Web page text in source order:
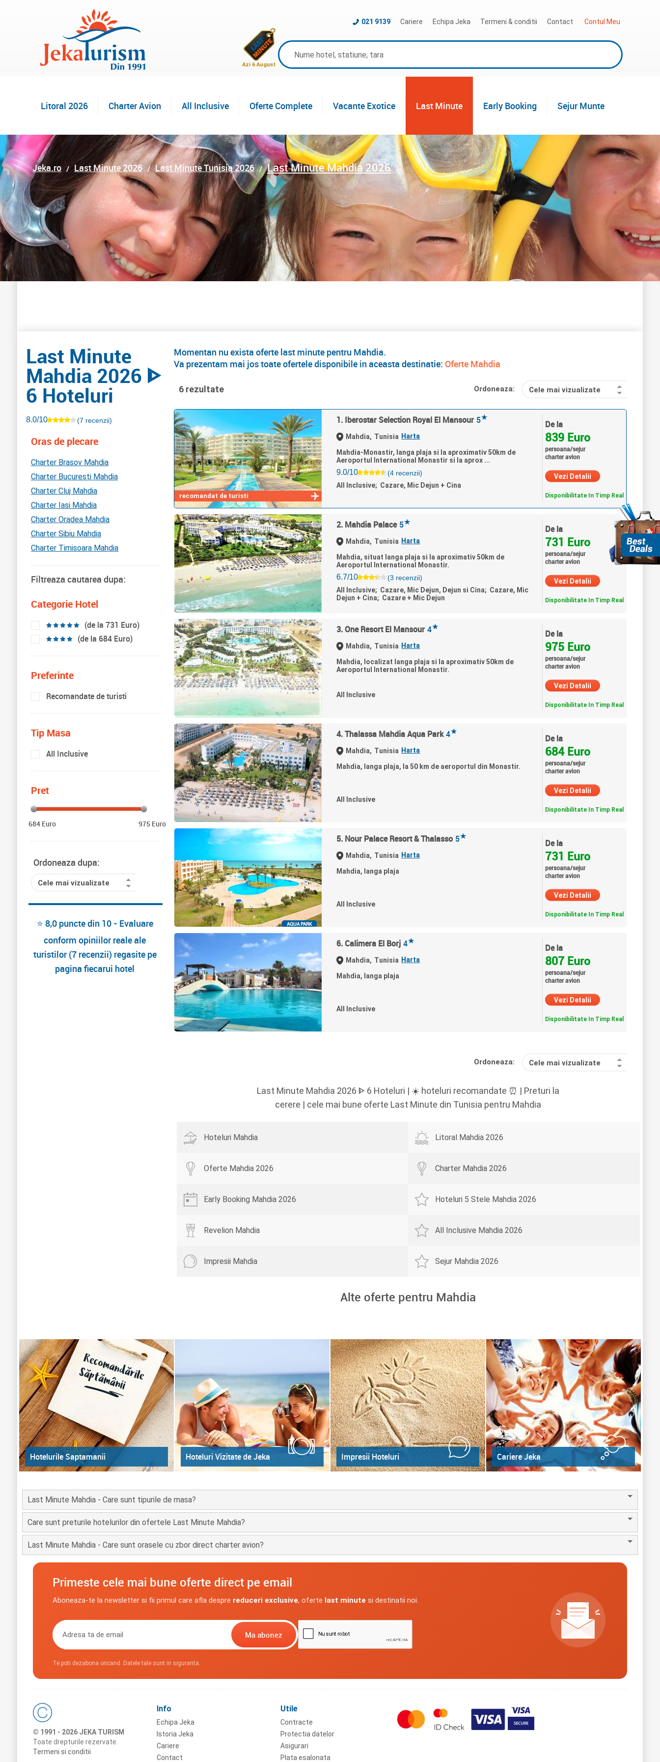
Cariere Echipa Jeka Termeni & conditii Contact Contul Meu
021 9139
Azi 6 August
Litoral 2026 Charter Avion All Inclusive Oferte Complete Vacante Exotice Last Minute Early Booking Sejur Munte
Jeka.ro Last Minute 2026 Last Minute Tunisia 2026 Last Minute Mahdia 2026
Momentan nu exista oferte last minute pentru Mahdia.
Va prezentam mai jos toate ofertele disponibile in aceasta destinatie: Oferte Mahdia
6 rezultate Ordoneaza: Cele mai vizualizate
recomandat de turisti
De la
839 Euro
persoana/sejur
charter avion
Vezi Detalii
Disponibilitate In Timp Real
1. Iberostar Selection Royal El Mansour 5★
Mahdia, Tunisia Harta
Mahdia-Monastir, langa plaja si la aproximativ 50km de
Aeroportul International Monastir si la aprox ...
9.0/10
(4 recenzii)
All Inclusive; Cazare, Mic Dejun + Cina
De la
731 Euro
persoana/sejur
charter avion
Vezi Detalii
Disponibilitate In Timp Real
2. Mahdia Palace 5★
Mahdia, Tunisia Harta
Mahdia, situat langa plaja si la aproximativ 50km de
Aeroportul International Monastir.
6.7/10
(3 recenzii)
All Inclusive; Cazare, Mic Dejun, Dejun si Cina; Cazare, Mic
Dejun + Cina; Cazare + Mic Dejun
De la
975 Euro
persoana/sejur
charter avion
Vezi Detalii
Disponibilitate In Timp Real
3. One Resort El Mansour 4★
Mahdia, Tunisia Harta
Mahdia, localizat langa plaja si la aproximativ 50km de
Aeroportul International Monastir.
All Inclusive
De la
684 Euro
persoana/sejur
charter avion
Vezi Detalii
Disponibilitate In Timp Real
4. Thalassa Mahdia Aqua Park 4★
Mahdia, Tunisia Harta
Mahdia, langa plaja, la 50 km de aeroportul din Monastir.
All Inclusive
AQUA PARK
De la
731 Euro
persoana/sejur
charter avion
Vezi Detalii
Disponibilitate In Timp Real
5. Nour Palace Resort & Thalasso 5★
Mahdia, Tunisia Harta
Mahdia, langa plaja
All Inclusive
De la
807 Euro
persoana/sejur
charter avion
Vezi Detalii
Disponibilitate In Timp Real
6. Calimera El Borj 4★
Mahdia, Tunisia Harta
Mahdia, langa plaja
All Inclusive
Ordoneaza: Cele mai vizualizate
Last Minute
Mahdia 2026 ᐈ
6 Hoteluri
8.0/10 (7 recenzii)
Oras de plecare
Charter Brasov Mahdia
Charter Bucuresti Mahdia
Charter Cluj Mahdia
Charter Iasi Mahdia
Charter Oradea Mahdia
Charter Sibiu Mahdia
Charter Timisoara Mahdia
Filtreaza cautarea dupa:
Categorie Hotel
(de la 731 Euro)
(de la 684 Euro)
Preferinte
Recomandate de turisti
Tip Masa
All Inclusive
Pret
684 Euro 975 Euro
Ordoneaza dupa:
Cele mai vizualizate
⭐ 8,0 puncte din 10 - Evaluare
conform opiniilor reale ale
turistilor (7 recenzii) regasite pe
pagina fiecarui hotel
Last Minute Mahdia 2026 ᐈ 6 Hoteluri | ☀️ hoteluri recomandate ⏰ | Preturi la
cerere | cele mai bune oferte Last Minute din Tunisia pentru Mahdia
Hoteluri Mahdia Litoral Mahdia 2026
Oferte Mahdia 2026 Charter Mahdia 2026
Early Booking Mahdia 2026 Hoteluri 5 Stele Mahdia 2026
Revelion Mahdia All Inclusive Mahdia 2026
Impresii Mahdia Sejur Mahdia 2026
Alte oferte pentru Mahdia
Hotelurile Saptamanii Hoteluri Vizitate de Jeka Impresii Hoteluri Cariere Jeka
Last Minute Mahdia - Care sunt tipurile de masa?
Care sunt preturile hotelurilor din ofertele Last Minute Mahdia?
Last Minute Mahdia - Care sunt orasele cu zbor direct charter avion?
Primeste cele mai bune oferte direct pe email
Aboneaza-te la newsletter si fii primul care afla despre reduceri exclusive, oferte last minute si destinatii noi.
Te poti dezabona oricand. Datele tale sunt in siguranta.
© 1991 - 2026 JEKA TURISM
Toate drepturile rezervate.
Termeni si conditii
Info
Echipa Jeka
Istoria Jeka
Cariere
Contact
Utile
Contracte
Protectia datelor
Asigurari
Plata esalonata